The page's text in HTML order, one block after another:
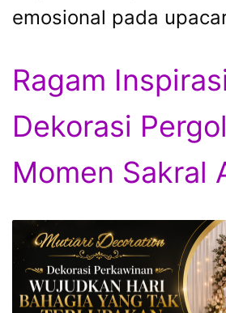
emosional pada
Ragam
Dekorasi
Momen Sakral